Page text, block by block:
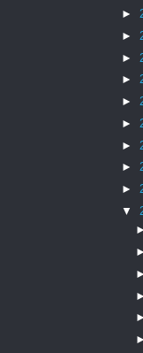
►
►
►
►
►
►
►
►
►
▼